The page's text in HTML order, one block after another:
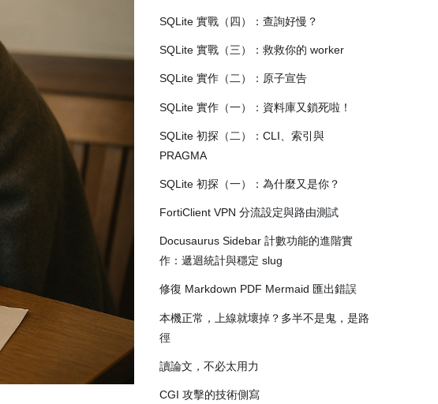
SQLite 實戰（四）：查詢好慢？
SQLite 實戰（三）：救救你的 worker
SQLite 實作（二）：原子宣告
SQLite 實作（一）：資料庫又鎖死啦！
SQLite 初探（二）：CLI、索引與
PRAGMA
SQLite 初探（一）：為什麼又是你？
FortiClient VPN 分流設定與路由測試
Docusaurus Sidebar 計數功能的進階實
作：遞迴統計與穩定 slug
修復 Markdown PDF Mermaid 匯出錯誤
本機正常，上線就壞掉？多半不是鬼，是路
徑
讀論文，不必太用力
CGI 攻擊的技術側寫